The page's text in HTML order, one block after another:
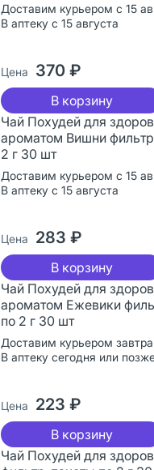
Доставим курьером с 15
В аптеку с 15 августа
Цена 370 ₽
В корзину
Чай Похудей для
ароматом Вишни
2 г 30 шт
Доставим курьером с 15
В аптеку с 15 августа
Цена 283 ₽
В корзину
Чай Похудей для
ароматом Ежевики
по 2 г 30 шт
Доставим курьером завтра
В аптеку сегодня или
Цена 223 ₽
В корзину
Чай Похудей для